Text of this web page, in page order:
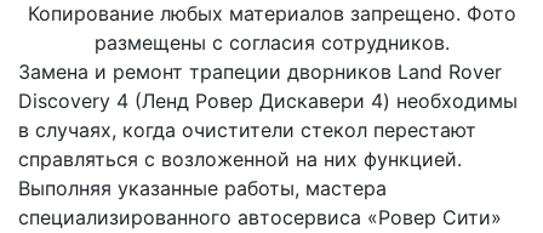
Копирование любых материалов запрещено. Фото
размещены с согласия сотрудников.
Замена и ремонт трапеции дворников Land Rover
Discovery 4 (Ленд Ровер Дискавери 4) необходимы
в случаях, когда очистители стекол перестают
справляться с возложенной на них функцией.
Выполняя указанные работы, мастера
специализированного автосервиса «Ровер Сити»